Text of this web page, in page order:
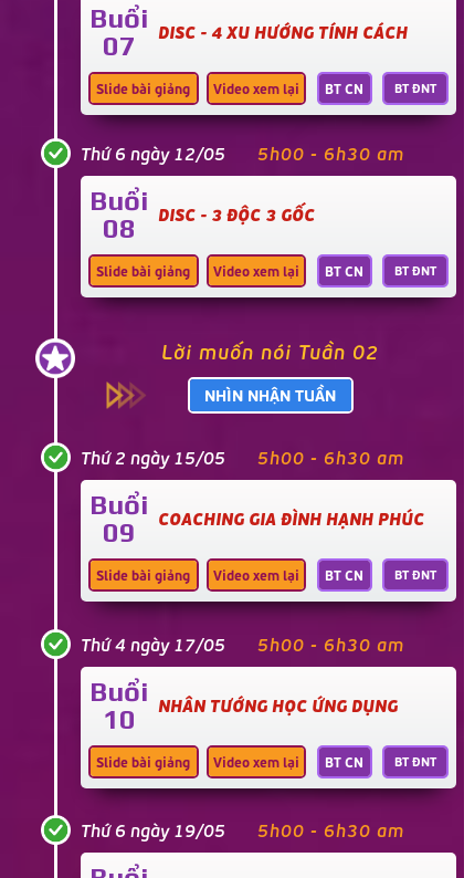
Lời muốn nói Tuần 02
NHÌN NHẬN TUẦN
Buổi
07
DISC - 4 XU HƯỚNG TÍNH CÁCH
BT CN
Slide bài giảng Video xem lại BT ĐNT
Buổi
08
DISC - 3 ĐỘC 3 GỐC
Thứ 6 ngày 12/05 5h00 - 6h30 am
BT CN
Slide bài giảng Video xem lại BT ĐNT
Buổi
09
COACHING GIA ĐÌNH HẠNH PHÚC
Thứ 2 ngày 15/05 5h00 - 6h30 am
BT CN
Slide bài giảng Video xem lại BT ĐNT
Buổi
10
NHÂN TƯỚNG HỌC ỨNG DỤNG
Thứ 4 ngày 17/05 5h00 - 6h30 am
BT CN
Slide bài giảng Video xem lại BT ĐNT
Thứ 6 ngày 19/05 5h00 - 6h30 am